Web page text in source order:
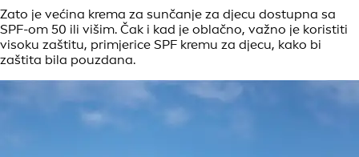
Zato je većina krema za sunčanje za djecu dostupna sa
SPF-om 50 ili višim. Čak i kad je oblačno, važno je koristiti
visoku zaštitu, primjerice SPF kremu za djecu, kako bi
zaštita bila pouzdana.